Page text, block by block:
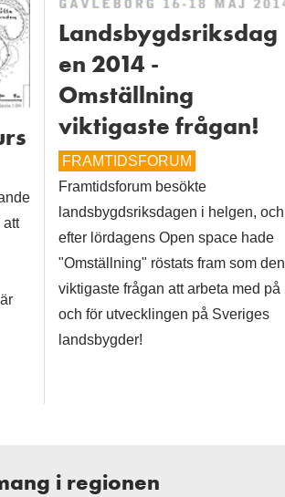
att
Landsbygdsriksdag
en 2014 -
Omställning
viktigaste frågan!
FRAMTIDSFORUM
Framtidsforum besökte
landsbygdsriksdagen i helgen, och
efter lördagens Open space hade
"Omställning" röstats fram som den
viktigaste frågan att arbeta med på
och för utvecklingen på Sveriges
landsbygder!
i regionen